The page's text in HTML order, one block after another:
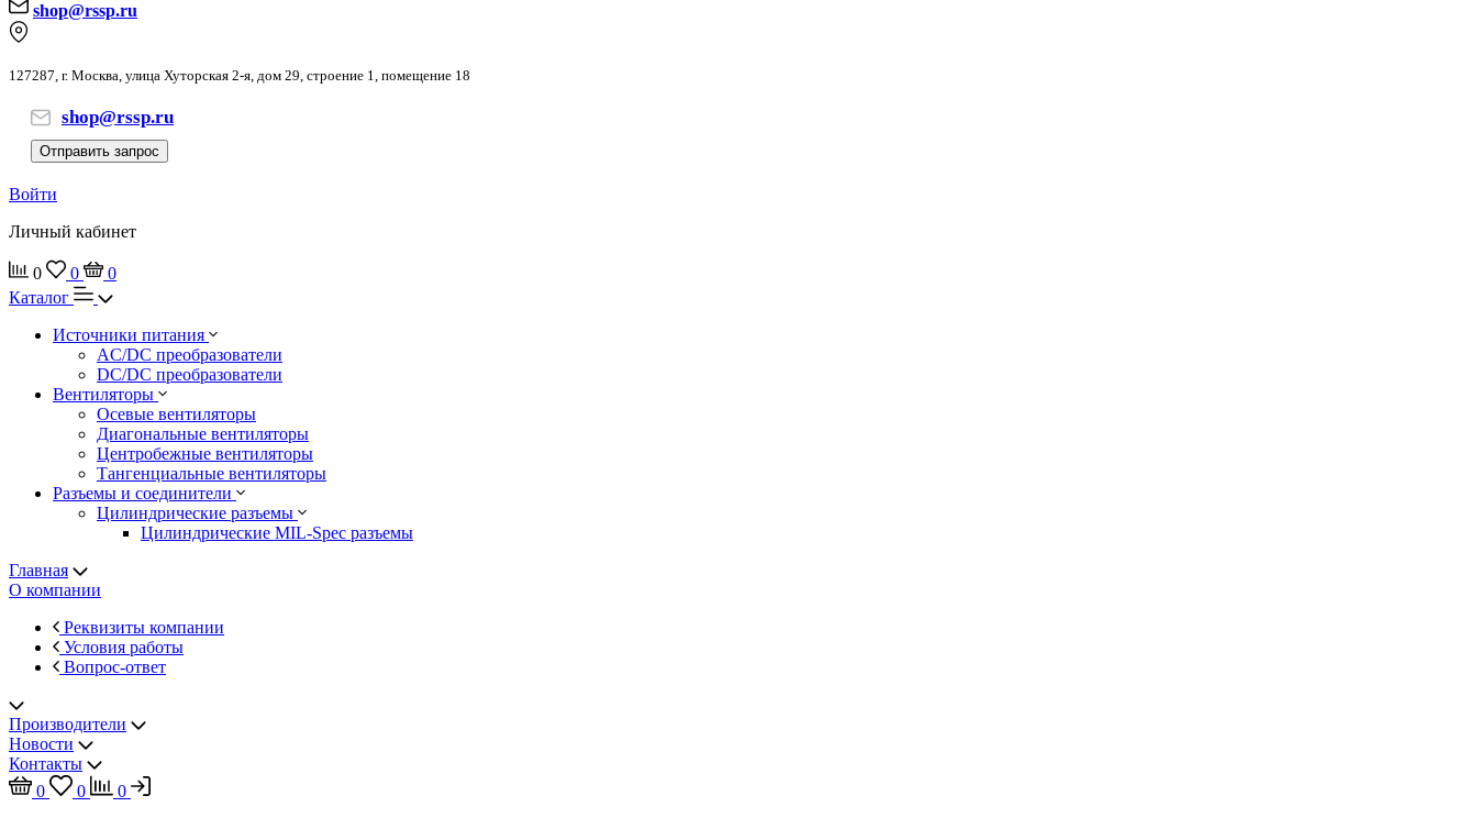
shop@rssp.ru
127287, г. Москва, улица Хуторская 2-я, дом 29, строение 1, помещение 18
shop@rssp.ru
Отправить запрос
Войти
Личный кабинет
0 0
0
Каталог
Источники питания
AC/DC преобразователи
DC/DC преобразователи
Вентиляторы
Осевые вентиляторы
Диагональные вентиляторы
Центробежные вентиляторы
Тангенциальные вентиляторы
Разъемы и соединители
Цилиндрические разъемы
Цилиндрические MIL-Spec разъемы
Главная
О компании
Реквизиты компании
Условия работы
Вопрос-ответ
Производители
Новости
Контакты
0
0
0